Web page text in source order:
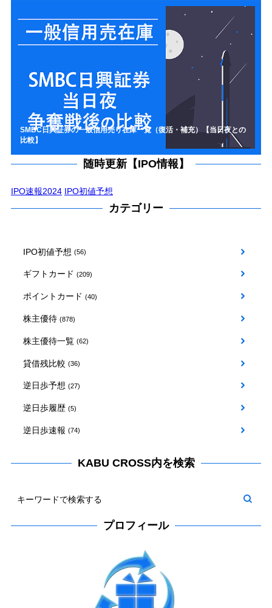
SMBC日興証券の一般信用売り在庫一覧（復活・補充）【当日夜との
比較】
随時更新【IPO情報】
IPO速報2024 IPO初値予想
カテゴリー
IPO初値予想 (56)
ギフトカード (209)
ポイントカード (40)
株主優待 (878)
株主優待一覧 (62)
貸借残比較 (36)
逆日歩予想 (27)
逆日歩履歴 (5)
逆日歩速報 (74)
KABU CROSS内を検索
プロフィール